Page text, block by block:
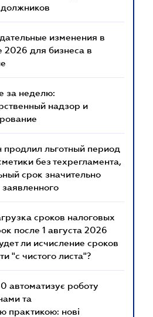
изменения в
2026 для бизнеса в
за неделю:
надзор и
продлил льготный период
без техрегламента,
срок значительно
сроков налоговых
после 1 августа 2026
ли исчисление сроков
"с чистого листа"?
автоматизує роботу
та
практикою: нові